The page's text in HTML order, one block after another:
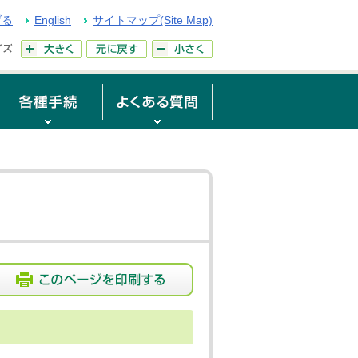
English サイトマップ(Site Map)